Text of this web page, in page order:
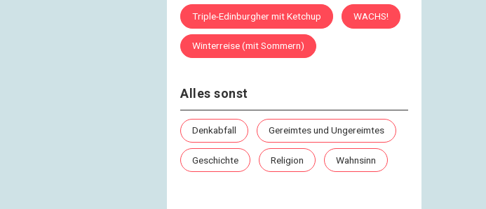
Triple-Edinburgher mit Ketchup WACHS!
Winterreise (mit Sommern)
Alles sonst
Denkabfall Gereimtes und Ungereimtes
Geschichte Religion Wahnsinn